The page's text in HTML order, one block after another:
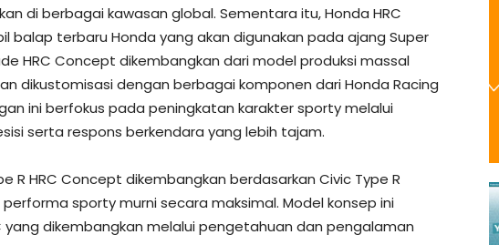
di berbagai kawasan global. Sementara itu, Honda HRC
balap terbaru Honda yang akan digunakan pada ajang Super
HRC Concept dikembangkan dari model produksi massal
dikustomisasi dengan berbagai komponen dari Honda Racing
ini berfokus pada peningkatan karakter sporty melalui
serta respons berkendara yang lebih tajam.
R HRC Concept dikembangkan berdasarkan Civic Type R
sporty murni secara maksimal. Model konsep ini
yang dikembangkan melalui pengetahuan dan pengalaman